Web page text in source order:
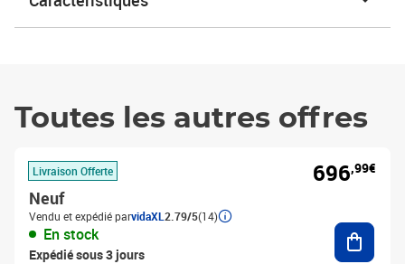
Toutes les autres offres
Livraison Offerte
Neuf
Vendu et expédié parvidaXL 2.79/5(14)
En stock
Expédié sous 3 jours
696,99€